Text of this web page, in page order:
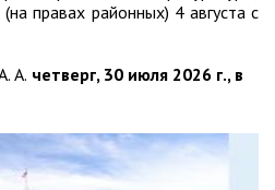
правах районных) 4 августа с
А. четверг, 30 июля 2026 г., в